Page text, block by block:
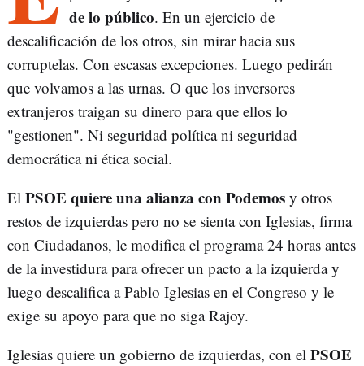
de lo público. En un ejercicio de
descalificación de los otros, sin mirar hacia sus
corruptelas. Con escasas excepciones. Luego pedirán
que volvamos a las urnas. O que los inversores
extranjeros traigan su dinero para que ellos lo
"gestionen". Ni seguridad política ni seguridad
democrática ni ética social.
El PSOE quiere una alianza con Podemos y otros
restos de izquierdas pero no se sienta con Iglesias, firma
con Ciudadanos, le modifica el programa 24 horas antes
de la investidura para ofrecer un pacto a la izquierda y
luego descalifica a Pablo Iglesias en el Congreso y le
exige su apoyo para que no siga Rajoy.
Iglesias quiere un gobierno de izquierdas, con el PSOE